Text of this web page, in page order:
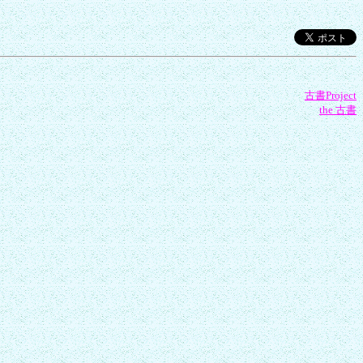
古書Project
the 古書